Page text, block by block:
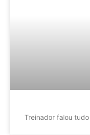
Treinador falou